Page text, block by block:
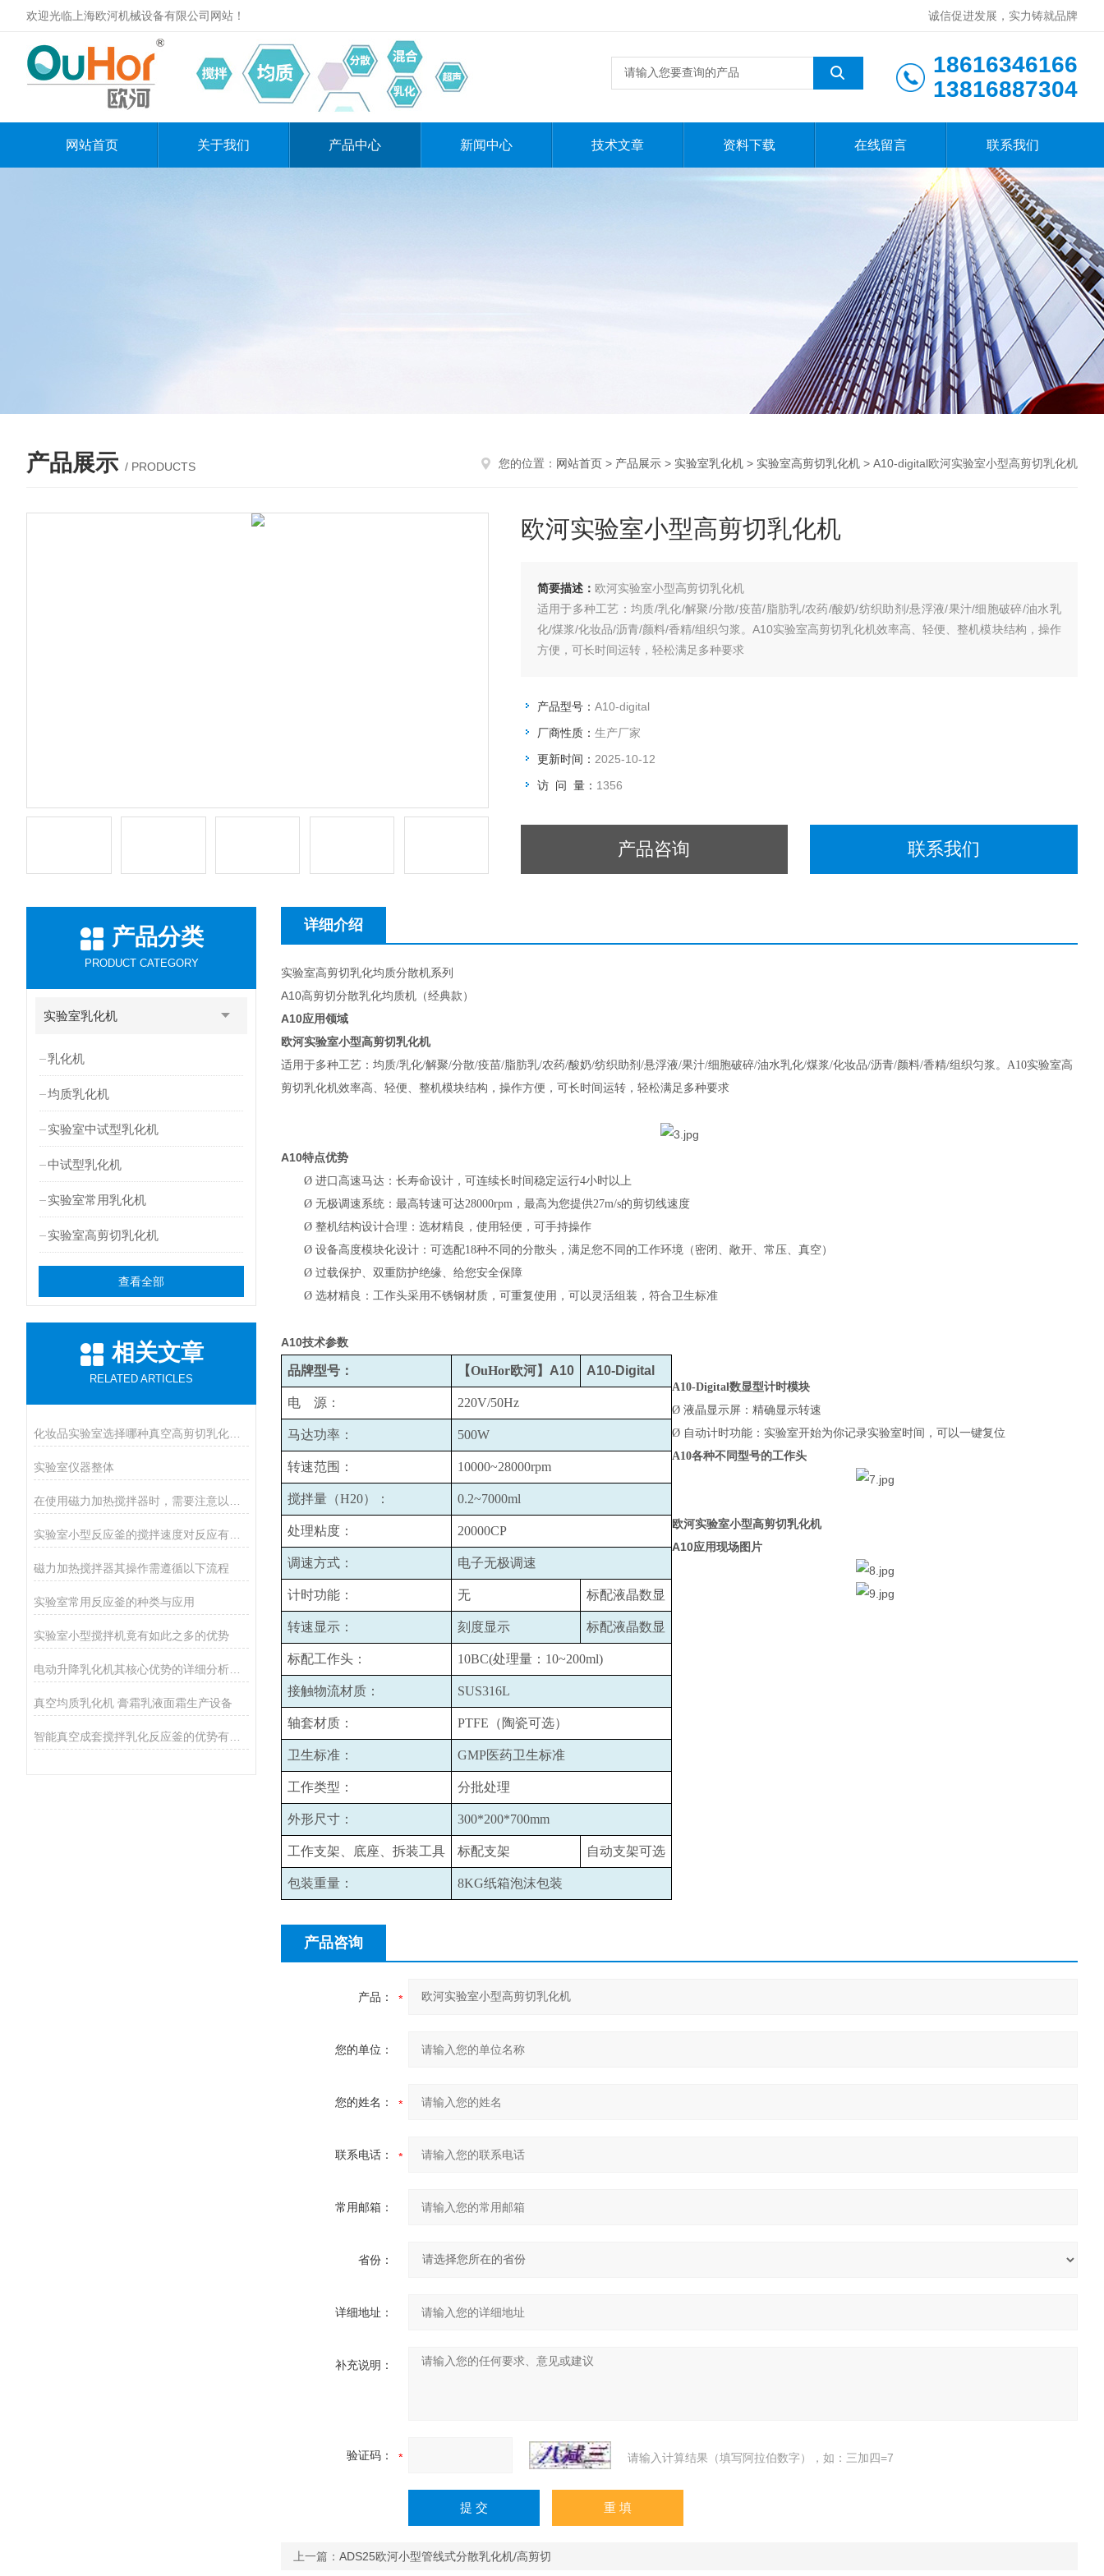
欢迎光临上海欧河机械设备有限公司网站！ 诚信促进发展，实力铸就品牌
18616346166
13816887304
网站首页 关于我们 产品中心 新闻中心 技术文章 资料下载 在线留言 联系我们
产品展示 / PRODUCTS 您的位置： 网站首页 > 产品展示 > 实验室乳化机 > 实验室高剪切乳化机 > A10-digital欧河实验室小型高剪切乳化机
欧河实验室小型高剪切乳化机
简要描述： 欧河实验室小型高剪切乳化机
适用于多种工艺：均质/乳化/解聚/分散/疫苗/脂肪乳/农药/酸奶/纺织助剂/悬浮液/果汁/细胞破碎/油水乳
化/煤浆/化妆品/沥青/颜料/香精/组织匀浆。A10实验室高剪切乳化机效率高、轻便、整机模块结构，操作
方便，可长时间运转，轻松满足多种要求
产品型号： A10-digital
厂商性质： 生产厂家
更新时间： 2025-10-12
访 问 量： 1356
产品咨询 联系我们
产品分类
PRODUCT CATEGORY
实验室乳化机
乳化机
均质乳化机
实验室中试型乳化机
中试型乳化机
实验室常用乳化机
实验室高剪切乳化机
查看全部
相关文章
RELATED ARTICLES
实验室仪器整体
磁力加热搅拌器其操作需遵循以下流程
实验室常用反应釜的种类与应用
实验室小型搅拌机竟有如此之多的优势
真空均质乳化机 膏霜乳液面霜生产设备
详细介绍
实验室高剪切乳化均质分散机系列
A10高剪切分散乳化均质机（经典款）
A10应用领域
欧河实验室小型高剪切乳化机
适用于多种工艺：均质/乳化/解聚/分散/疫苗/脂肪乳/农药/酸奶/纺织助剂/悬浮液/果汁/细胞破碎/油水乳化/煤浆/化妆品/沥青/颜料/香精/组织匀浆。A10实验室高
剪切乳化机效率高、轻便、整机模块结构，操作方便，可长时间运转，轻松满足多种要求
A10特点优势
Ø 进口高速马达：长寿命设计，可连续长时间稳定运行4小时以上
Ø 无极调速系统：最高转速可达28000rpm，最高为您提供27m/s的剪切线速度
Ø 整机结构设计合理：选材精良，使用轻便，可手持操作
Ø 设备高度模块化设计：可选配18种不同的分散头，满足您不同的工作环境（密闭、敞开、常压、真空）
Ø 过载保护、双重防护绝缘、给您安全保障
Ø 选材精良：工作头采用不锈钢材质，可重复使用，可以灵活组装，符合卫生标准
A10技术参数
品牌型号： 【OuHor欧河】 A10 A10-Digital
电 源： 220V/50Hz
马达功率： 500W
转速范围： 10000~28000rpm
搅拌量（H20）： 0.2~7000ml
处理粘度： 20000CP
调速方式： 电子无极调速
计时功能： 无 标配液晶数显
转速显示： 刻度显示 标配液晶数显
标配工作头： 10BC(处理量：10~200ml)
接触物流材质： SUS316L
轴套材质： PTFE （陶瓷可选）
卫生标准： GMP医药卫生标准
工作类型： 分批处理
外形尺寸： 300*200*700mm
工作支架、底座、拆装工具 标配支架 自动支架可选
包装重量： 8KG纸箱泡沫包装
A10-Digital数显型计时模块
Ø 液晶显示屏：精确显示转速
Ø 自动计时功能：实验室开始为你记录实验室时间，可以一键复位
A10各种不同型号的工作头
欧河实验室小型高剪切乳化机
A10应用现场图片
产品咨询
产品：
您的单位：
您的姓名：
联系电话：
常用邮箱：
省份：
详细地址：
补充说明：
验证码： 请输入计算结果（填写阿拉伯数字），如：三加四=7
上一篇： ADS25欧河小型管线式分散乳化机/高剪切